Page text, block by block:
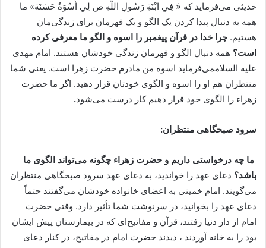
حدیثی می‌فرماید که «َ فِي ابْنَةِ رَسُولِ اللَّهِ ص لِي أُسْوَةٌ حَسَنَة» ما
همه به دنبال پیدا کردن یک الگو و یک قهرمان برای زندگی‌مان
هستیم. چرا خدا در قرآن پیغمبر را اسوه و الگو ما معرفی کرده
است؟ همه دنبال الگو و قهرمان زندگی خودشان هستند. امام مهدی
علیه السلاممی‌فرماید اسوه من مادرم حضرت زهرا است. یعنی شما
منتظران هم او را اسوه و الگوی خودتان قرار دهید. اگر ما حضرت
زهراء را الگوی خود قرار دهیم کار درست می‌شود.
سرود صبحگاهی منتظران:
ما چه درخواستی داریم و حضرت زهراء چگونه می‌تواند الگوی ما
باشد؟ دعای عهد را خواندید، به دعای عهد سرود صبحگاهی منتظران
می‌گویند. امام خمینی به اعضای خانواده خودشان می‌گفتند حتماً
دعای عهد را بخوانید، در سرنوشت شما تأثیر دارد. وقتی حضرت
امام از دار دنیا رفتند، قرآن و مفاتیح‌ای که در بیمارستان پیش ایشان
بود را به خانه آوردند ، دیدند حضرت امام در مفاتیح، در کنار دعای